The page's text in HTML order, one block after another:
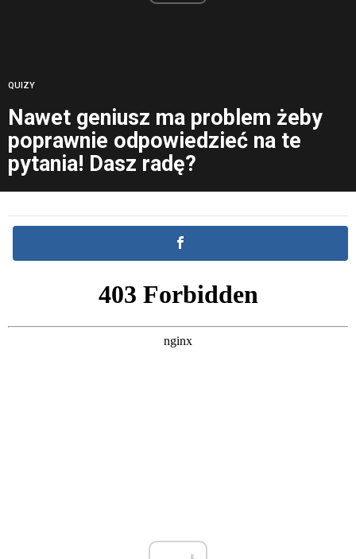
QUIZY
Nawet geniusz ma problem żeby
poprawnie odpowiedzieć na te
pytania! Dasz radę?